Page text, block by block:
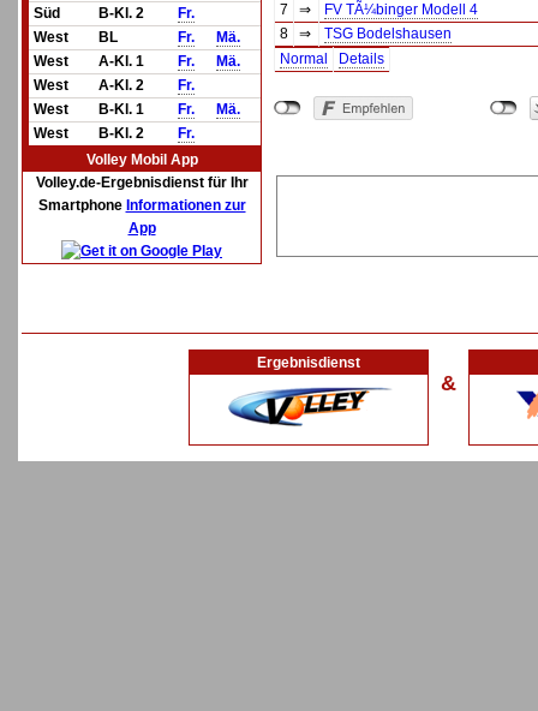
Süd
B-Kl. 2
Fr.
West
BL Fr.
Mä.
West
A-Kl. 1 Fr.
Mä.
West
A-Kl. 2
Fr.
West
B-Kl. 1 Fr.
Mä.
West
B-Kl. 2
Fr.
Volley Mobil App
Volley.de-Ergebnisdienst für Ihr
Smartphone Informationen zur
App
7
⇒
FV TÃ¼binger Modell 4
8
⇒
TSG Bodelshausen
Normal
Details
Ergebnisdienst
&